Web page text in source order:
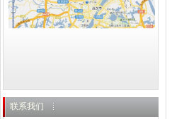
联系我们